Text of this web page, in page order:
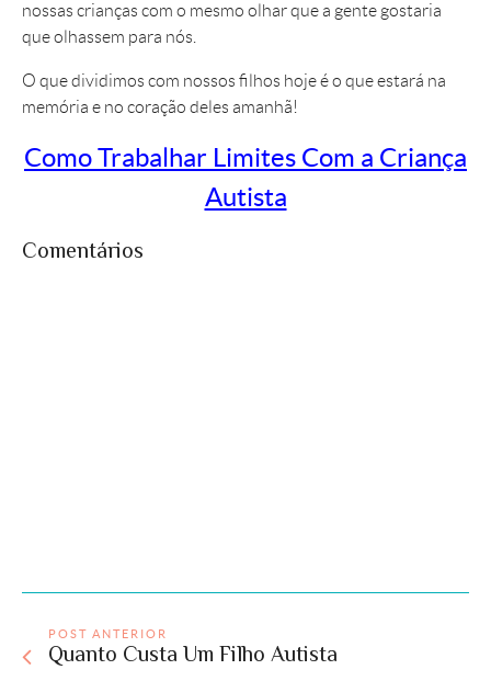
nossas crianças com o mesmo olhar que a gente gostaria
que olhassem para nós.
O que dividimos com nossos filhos hoje é o que estará na
memória e no coração deles amanhã!
Como Trabalhar Limites Com a Criança
Autista
Comentários
POST ANTERIOR
Quanto Custa Um Filho Autista